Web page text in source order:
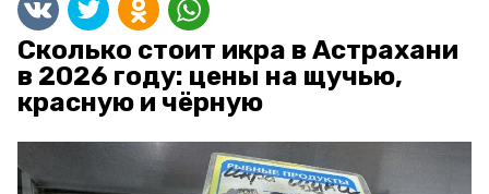
Сколько стоит икра в Астрахани
в 2026 году: цены на щучью,
красную и чёрную